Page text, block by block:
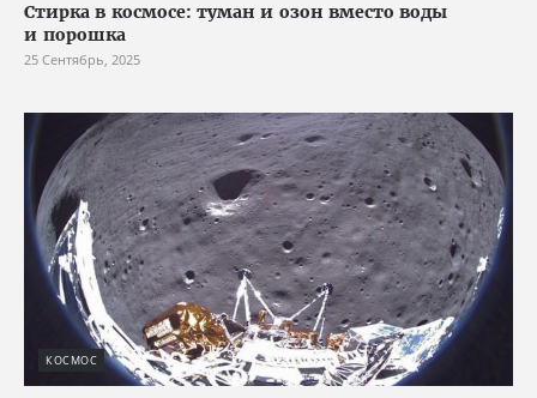
Стирка в космосе: туман и озон вместо воды
и порошка
25 Сентябрь, 2025
КОСМОС